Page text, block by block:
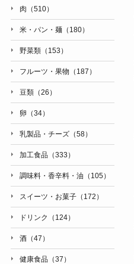
肉（510）
米・パン・麺（180）
野菜類（153）
フルーツ・果物（187）
豆類（26）
卵（34）
乳製品・チーズ（58）
加工食品（333）
調味料・香辛料・油（105）
スイーツ・お菓子（172）
ドリンク（124）
酒（47）
健康食品（37）